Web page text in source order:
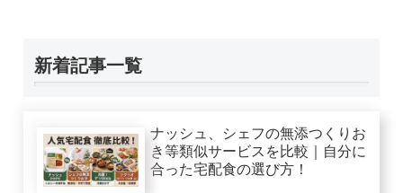
新着記事一覧
ナッシュ、シェフの無添つくりお
き等類似サービスを比較｜自分に
合った宅配食の選び方！